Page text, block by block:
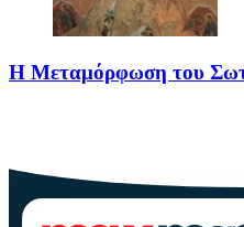
Η Μεταμόρφωση του